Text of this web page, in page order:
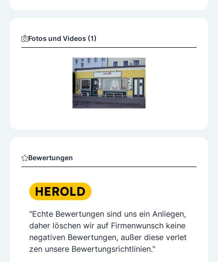
Fotos und Videos (1)
Bewertungen
"Echte Bewertungen sind uns ein Anliegen,
daher löschen wir auf Firmenwunsch keine
negativen Bewertungen, außer diese verlet
zen unsere Bewertungsrichtlinien."